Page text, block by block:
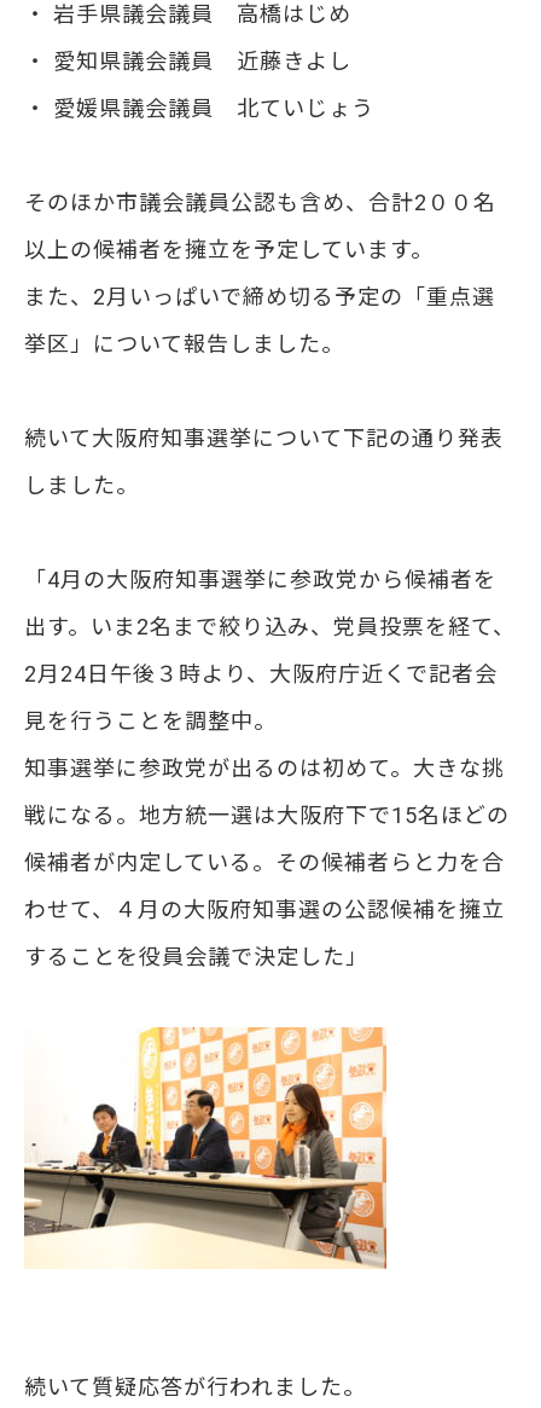
・ 岩手県議会議員 高橋はじめ
・ 愛知県議会議員 近藤きよし
・ 愛媛県議会議員 北ていじょう
そのほか市議会議員公認も含め、合計2００名
以上の候補者を擁立を予定しています。
また、2月いっぱいで締め切る予定の「重点選
挙区」について報告しました。
続いて大阪府知事選挙について下記の通り発表
しました。
「4月の大阪府知事選挙に参政党から候補者を
出す。いま2名まで絞り込み、党員投票を経て、
2月24日午後３時より、大阪府庁近くで記者会
見を行うことを調整中。
知事選挙に参政党が出るのは初めて。大きな挑
戦になる。地方統一選は大阪府下で15名ほどの
候補者が内定している。その候補者らと力を合
わせて、４月の大阪府知事選の公認候補を擁立
することを役員会議で決定した」
続いて質疑応答が行われました。